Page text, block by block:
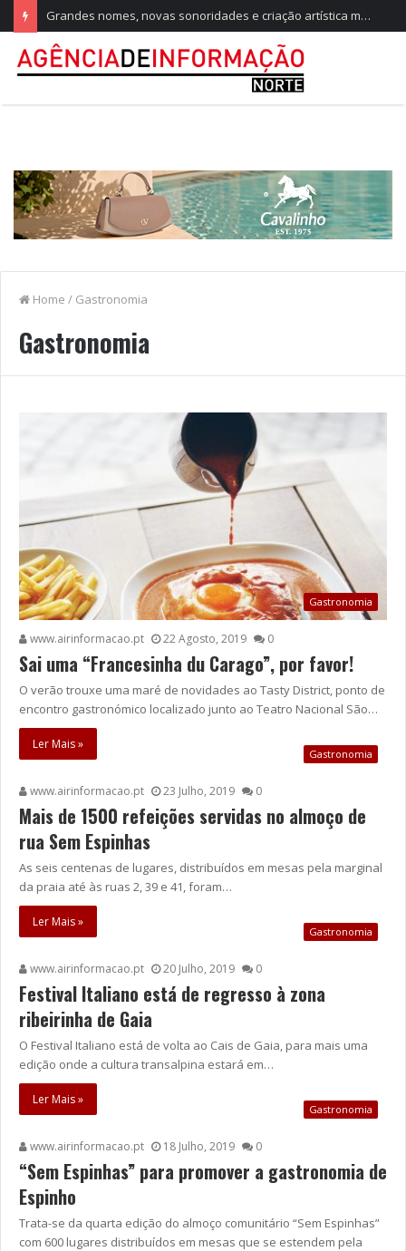
Grandes nomes, novas sonoridades e criação artística marcam a nova temporada do CTAL
Home / Gastronomia
Gastronomia
Gastronomia
www.airinformacao.pt 22 Agosto, 2019 0
Sai uma “Francesinha du Carago”, por favor!
O verão trouxe uma maré de novidades ao Tasty District, ponto de
encontro gastronómico localizado junto ao Teatro Nacional São…
Ler Mais »
Gastronomia
www.airinformacao.pt 23 Julho, 2019 0
Mais de 1500 refeições servidas no almoço de
rua Sem Espinhas
As seis centenas de lugares, distribuídos em mesas pela marginal
da praia até às ruas 2, 39 e 41, foram…
Ler Mais »
Gastronomia
www.airinformacao.pt 20 Julho, 2019 0
Festival Italiano está de regresso à zona
ribeirinha de Gaia
O Festival Italiano está de volta ao Cais de Gaia, para mais uma
edição onde a cultura transalpina estará em…
Ler Mais »
Gastronomia
www.airinformacao.pt 18 Julho, 2019 0
“Sem Espinhas” para promover a gastronomia de
Espinho
Trata-se da quarta edição do almoço comunitário “Sem Espinhas”
com 600 lugares distribuídos em mesas que se estendem pela